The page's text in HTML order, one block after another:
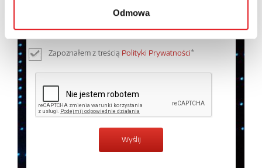
Odmowa
temat przetwarzania danych osobowych w
prywatności.*
Zapoznałem z treścią Polityki Prywatności*